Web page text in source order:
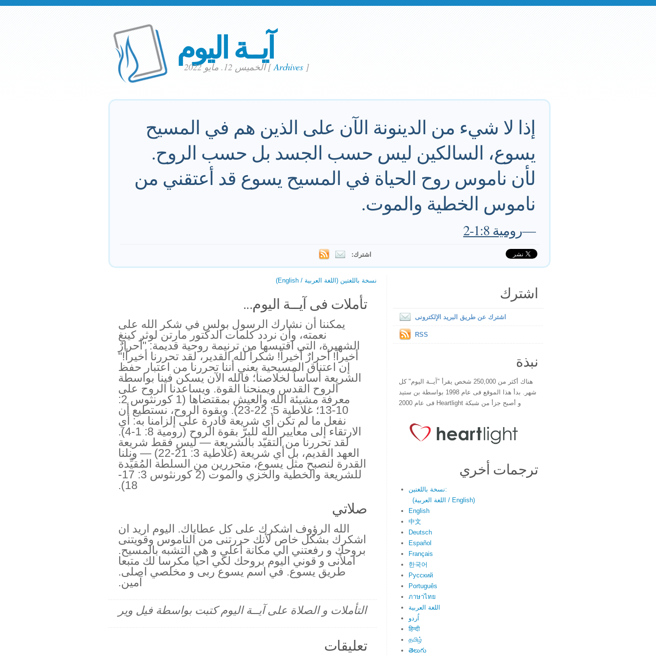
آيــة اليوم
الخميس 12. مايو 2022[Archives]
إذا لا شيء من الدينونة الآن على الذين هم في المسيح
يسوع، السالكين ليس حسب الجسد بل حسب الروح.
لأن ناموس روح الحياة في المسيح يسوع قد أعتقني من
ناموس الخطية والموت.
—رومية 1:8-2
اشترك:
نسخة باللغتين (اللغة العربية / English)
تأملات فى آيــة اليوم...
يمكننا أن نشارك الرسول بولس في شكر الله على
نعمته، وأن نردد كلمات الدكتور مارتن لوثر كينغ
الشهيرة، التي اقتبسها من ترنيمة روحية قديمة: "أحرارٌ
أخيراً! أحرارٌ أخيراً! شكراً لله القدير، لقد تحررنا أخيراً!"
إن اعتناق المسيحية يعني أننا تحررنا من اعتبار حفظ
الشريعة أساساً لخلاصنا؛ فالله الآن يسكن فينا بواسطة
الروح القدس ويمنحنا القوة. ويساعدنا الروح على
معرفة مشيئة الله والعيش بمقتضاها (1 كورنثوس 2:
10-13؛ غلاطية 5: 22-23). ​​وبقوة الروح، نستطيع أن
نفعل ما لم تكن أي شريعة قادرة على إلزامنا به: أي
الارتقاء إلى معايير الله للبرّ بقوة الروح (رومية 8: 1-4).
لقد تحررنا من التقيّد بالشريعة — ليس فقط شريعة
العهد القديم، بل أي شريعة (غلاطية 3: 21-22) — ونلنا
القدرة لنصبح مثل يسوع، متحررين من السلطة المُقيِّدة
للشريعة والخطية والخزي والموت (2 كورنثوس 3: 17-
18).
صلاتي
الله الرؤوف اشكرك على كل عطاياك. اليوم اريد ان
اشكرك بشكل خاص لأنك حررتنى من الناموس وقويتنى
بروحك و رفعتني الي مكانة أعلي و هي التشبه بالمسيح.
املأنى و قوني اليوم بروحك لكي احيا مكرسا لك متبعا
طريق يسوع. في اسم يسوع ربى و مخلصي اصلى.
آمين.
التأملات و الصلاة على آيــة اليوم كتبت بواسطة فيل وير
تعليقات
اشترك
اشترك عن طريق البريد الإلكترونى
RSS
نبذة
هناك أكثر من 250,000 شخص يقرأ "آيــة اليوم" كل
شهر. بدأ هذا الموقع فى عام 1998 بواسطة بن ستيد
و أصبح جزأ من شبكة Heartlight فى عام 2000
ترجمات أخري
نسخة باللغتين:
(اللغة العربية / English)
English
中文
Deutsch
Español
Français
한국어
Русский
Português
ภาษาไทย
اللغة العربية
اُردو
हिन्दी
தமிழ்
తెలుగు